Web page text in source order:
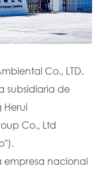
Co., LTD.
subsidiaria de
Co., Ltd
empresa nacional